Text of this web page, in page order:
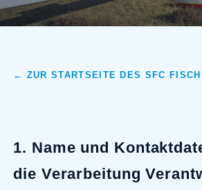
← ZUR STARTSEITE DES SFC
1. Name und
die Verarbeitung